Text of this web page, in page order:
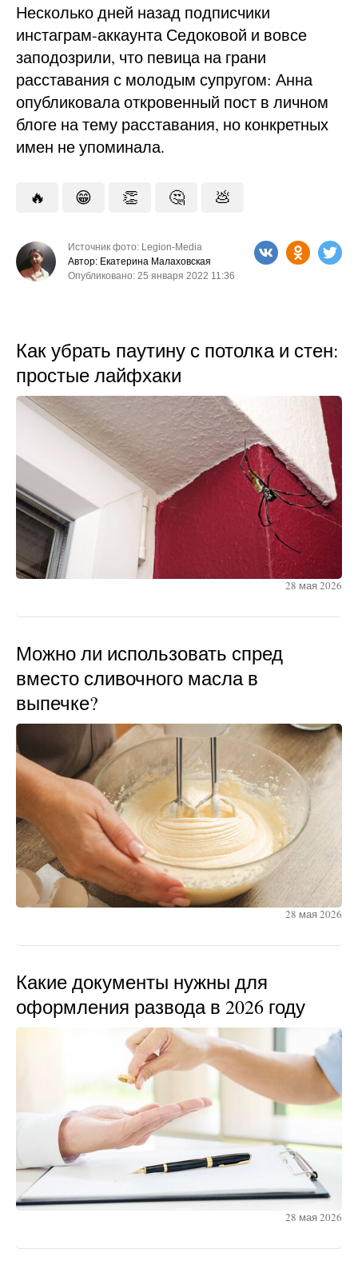
Несколько дней назад подписчики
инстаграм-аккаунта Седоковой и вовсе
заподозрили, что певица на грани
расставания с молодым супругом: Анна
опубликовала откровенный пост в личном
блоге на тему расставания, но конкретных
имен не упоминала.
🔥 😁 👏 🤔 💩
Источник фото: Legion-Media
Автор: Екатерина Малаховская
Опубликовано: 25 января 2022 11:36
Как убрать паутину с потолка и стен:
простые лайфхаки
28 мая 2026
Можно ли использовать спред
вместо сливочного масла в
выпечке?
28 мая 2026
Какие документы нужны для
оформления развода в 2026 году
28 мая 2026